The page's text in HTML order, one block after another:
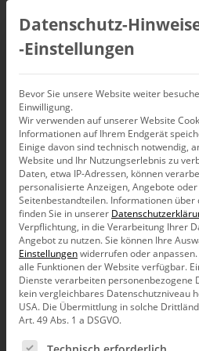
WM
Forschung
Datenschutz-
‑Einstellungen
Bevor Sie unsere Website weiter
Einwilligung.
Wir verwenden auf unserer Website
Informationen auf Ihrem Endgerät
Einige davon sind technisch notwendig,
Website und Ihr Nutzungserlebnis zu
Daten, etwa IP-Adressen, können
personalisierte Anzeigen, Angebote
Seitenbestandteilen. Informationen über
finden Sie in unserer
Verpflichtung, in die Verarbeitung Ihrer
Angebot zu nutzen.Sie können Ihre
Einstellungenwiderrufen oder anpassen.
alle Funktionen der Website verfügbar.
Dienste verarbeiten personenbezogene
kein vergleichbares Datenschutzniveau
USA. Die Übermittlung in solche
Art. 49 Abs. 1 a DSGVO.
Es folgt eine Liste der